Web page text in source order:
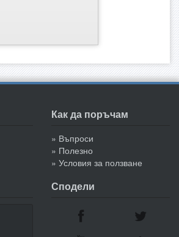
Как да поръчам
» Въпроси
» Полезно
» Условия за ползване
Сподели